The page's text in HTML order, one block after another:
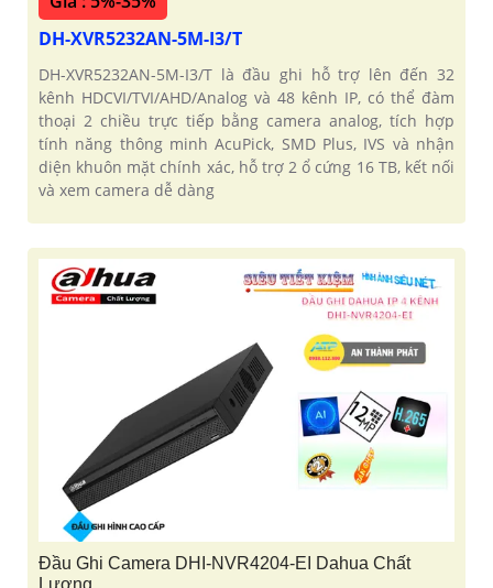
DH-XVR5232AN-5M-I3/T
DH-XVR5232AN-5M-I3/T là đầu ghi hỗ trợ lên đến 32
kênh HDCVI/TVI/AHD/Analog và 48 kênh IP, có thể đàm
thoại 2 chiều trực tiếp bằng camera analog, tích hợp
tính năng thông minh AcuPick, SMD Plus, IVS và nhận
diện khuôn mặt chính xác, hỗ trợ 2 ổ cứng 16 TB, kết nối
và xem camera dễ dàng
Đầu Ghi Camera DHI-NVR4204-EI Dahua Chất
Lượng